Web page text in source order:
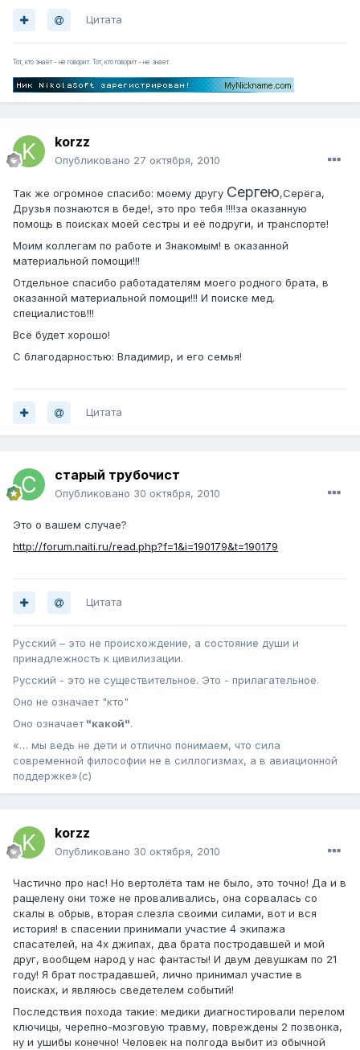
Цитата
Тот, кто знает - не говорит. Тот, кто говорит - не знает.
korzz
Опубликовано 27 октября, 2010
Так же огромное спасибо: моему другу Сергею,Серёга,
Друзья познаются в беде!, это про тебя !!!!за оказанную
помощь в поисках моей сестры и её подруги, и транспорте!
Моим коллегам по работе и Знакомым! в оказанной
материальной помощи!!!
Отдельное спасибо работадателям моего родного брата, в
оказанной материальной помощи!!! И поиске мед.
специалистов!!!
Всё будет хорошо!
С благодарностью: Владимир, и его семья!
Цитата
старый трубочист
Опубликовано 30 октября, 2010
Это о вашем случае?
http://forum.naiti.ru/read.php?f=1&i=190179&t=190179
Цитата
Русский – это не происхождение, а состояние души и
принадлежность к цивилизации.
Русский - это не существительное. Это - прилагательное.
Оно не означает "кто"
Оно означает"какой".
«… мы ведь не дети и отлично понимаем, что сила
современной философии не в силлогизмах, а в авиационной
поддержке»(с)
korzz
Опубликовано 30 октября, 2010
Частично про нас! Но вертолёта там не было, это точно! Да и в
ращелену они тоже не проваливались, она сорвалась со
скалы в обрыв, вторая слезла своими силами, вот и вся
история! в спасении принимали участие 4 экипажа
спасателей, на 4х джипах, два брата постродавшей и мой
друг, вообщем народ у нас фантасты! И двум девушкам по 21
году! Я брат пострадавшей, лично принимал участие в
поисках, и являюсь сведетелем событий!
Последствия похода такие: медики диагностировали перелом
ключицы, черепно-мозговую травму, повреждены 2 позвонка,
ну и ушибы конечно! Человек на полгода выбит из обычной